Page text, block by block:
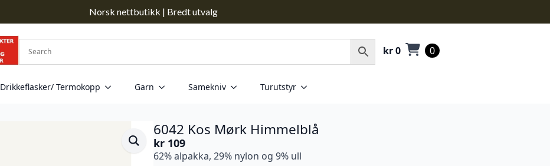
Norsk nettbutikk | Bredt utvalg
kr0 0
Drikkeflasker/ Termokopp Garn Samekniv Turutstyr
6042 Kos Mørk Himmelblå
kr 109
62% alpakka, 29% nylon og 9% ull